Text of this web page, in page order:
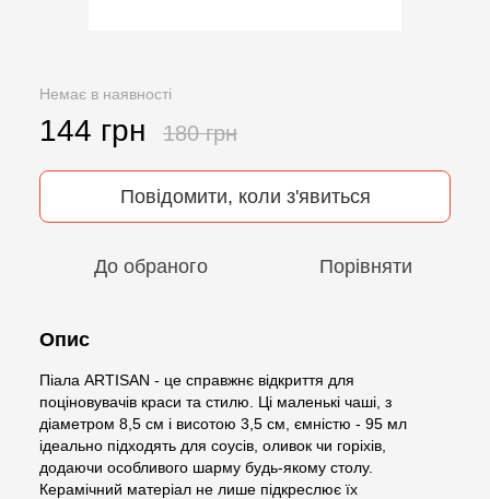
Немає в наявності
144 грн 180 грн
Повідомити, коли з'явиться
До обраного Порівняти
Опис
Піала ARTISAN - це справжнє відкриття для
поціновувачів краси та стилю. Ці маленькі чаші, з
діаметром 8,5 см і висотою 3,5 см, ємністю - 95 мл
ідеально підходять для соусів, оливок чи горіхів,
додаючи особливого шарму будь-якому столу.
Керамічний матеріал не лише підкреслює їх